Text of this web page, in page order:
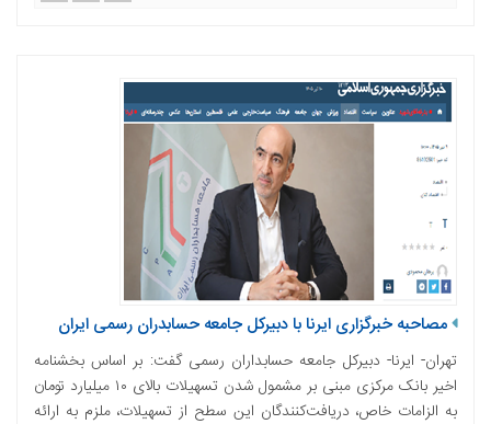
مصاحبه خبرگزاری ایرنا با دبیرکل جامعه حسابدران رسمی ایران
تهران- ایرنا- دبیرکل جامعه حسابداران رسمی گفت: بر اساس بخشنامه
اخیر بانک مرکزی مبنی بر مشمول شدن تسهیلات بالای ۱۰ میلیارد تومان
به الزامات خاص، دریافت‌کنندگان این سطح از تسهیلات، ملزم به ارائه